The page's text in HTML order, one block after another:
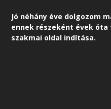
Jó néhány éve dolgozom
ennek részeként évek
szakmai oldal indítása.